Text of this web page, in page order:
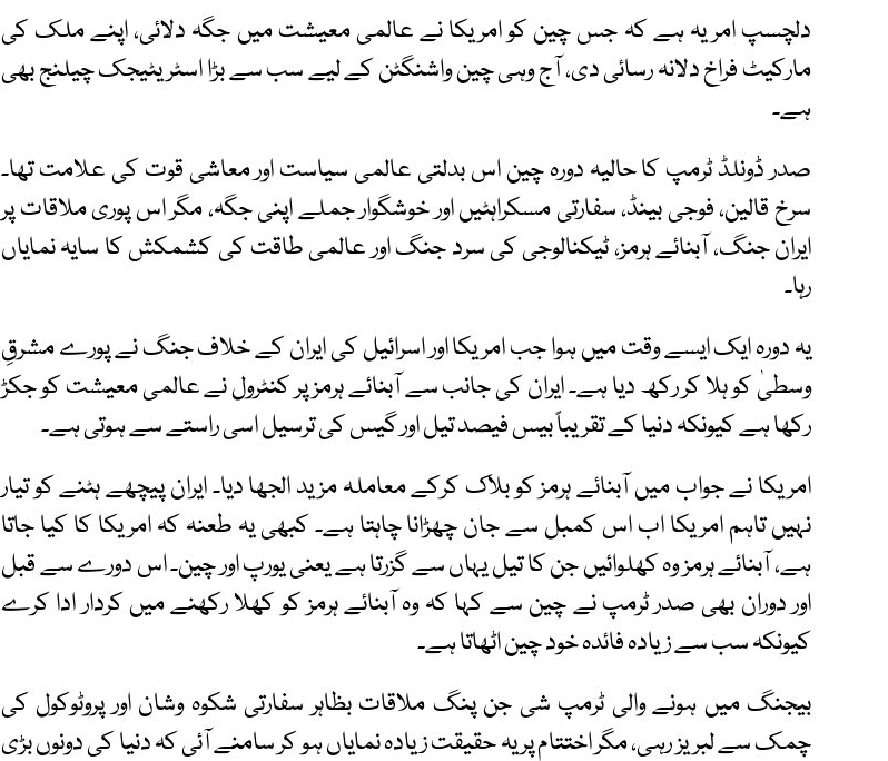
دلچسپ امر یہ ہے کہ جس چین کو امریکا نے عالمی معیشت میں جگہ دلائی، اپنے ملک کی
مارکیٹ فراخ دلانہ رسائی دی، آج وہی چین واشنگٹن کے لیے سب سے بڑا اسٹریٹیجک چیلنج بھی
ہے۔
صدر ڈونلڈ ٹرمپ کا حالیہ دورہ چین اس بدلتی عالمی سیاست اور معاشی قوت کی علامت تھا۔
سرخ قالین، فوجی بینڈ، سفارتی مسکراہٹیں اور خوشگوار جملے اپنی جگہ، مگر اس پوری ملاقات پر
ایران جنگ، آبنائے ہرمز، ٹیکنالوجی کی سرد جنگ اور عالمی طاقت کی کشمکش کا سایہ نمایاں
رہا۔
یہ دورہ ایک ایسے وقت میں ہوا جب امریکا اور اسرائیل کی ایران کے خلاف جنگ نے پورے مشرقِ
وسطیٰ کو ہلا کر رکھ دیا ہے۔ ایران کی جانب سے آبنائے ہرمز پر کنٹرول نے عالمی معیشت کو جکڑ
رکھا ہے کیونکہ دنیا کے تقریباً بیس فیصد تیل اور گیس کی ترسیل اسی راستے سے ہوتی ہے۔
امریکا نے جواب میں آبنائے ہرمز کو بلاک کرکے معاملہ مزید الجھا دیا۔ ایران پیچھے ہٹنے کو تیار
نہیں تاہم امریکا اب اس کمبل سے جان چھڑانا چاہتا ہے۔ کبھی یہ طعنہ کہ امریکا کا کیا جاتا
ہے، آبنائے ہرمز وہ کھلوائیں جن کا تیل یہاں سے گزرتا ہے یعنی یورپ اور چین۔ اس دورے سے قبل
اور دوران بھی صدر ٹرمپ نے چین سے کہا کہ وہ آبنائے ہرمز کو کھلا رکھنے میں کردار ادا کرے
کیونکہ سب سے زیادہ فائدہ خود چین اٹھاتا ہے۔
بیجنگ میں ہونے والی ٹرمپ شی جن پنگ ملاقات بظاہر سفارتی شکوہ وشان اور پروٹوکول کی
چمک سے لبریز رہی، مگر اختتام پر یہ حقیقت زیادہ نمایاں ہو کر سامنے آئی کہ دنیا کی دونوں بڑی